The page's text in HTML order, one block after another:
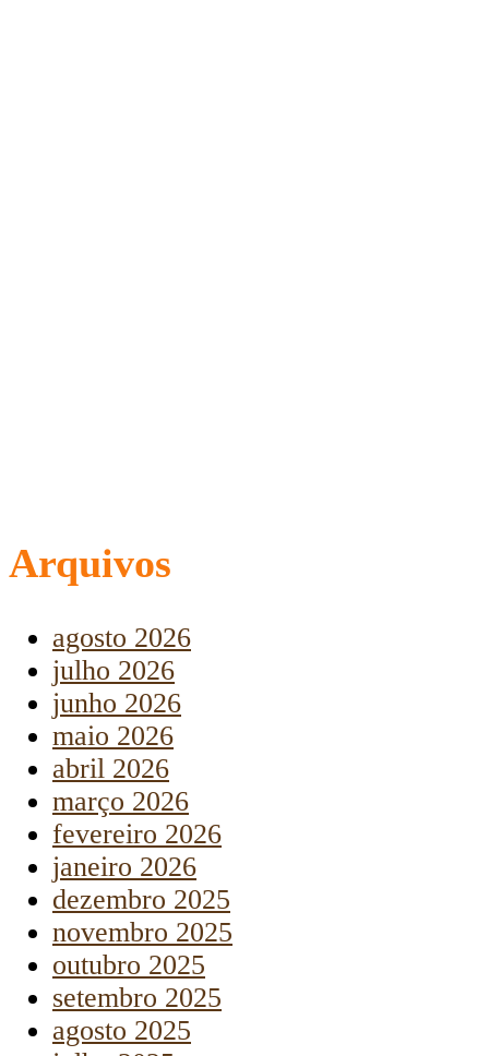
Arquivos
agosto 2026
julho 2026
junho 2026
maio 2026
abril 2026
março 2026
fevereiro 2026
janeiro 2026
dezembro 2025
novembro 2025
outubro 2025
setembro 2025
agosto 2025